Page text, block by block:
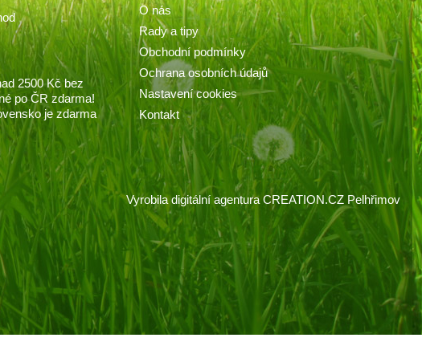
2500 Kč bez
po ČR zdarma!
je zdarma
O nás
Rady a tipy
Obchodní podmínky
Ochrana osobních údajů
Nastavení cookies
Kontakt
Vyrobiladigitální agentura CREATION.CZ Pelhřimov